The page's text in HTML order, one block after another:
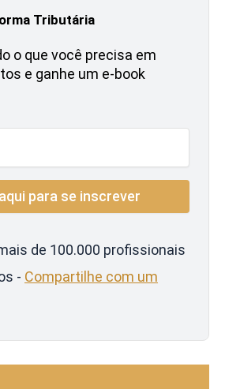
Tributária
o que você precisa em
e ganhe um e-book
de 100.000 profissionais
- Compartilhe com um